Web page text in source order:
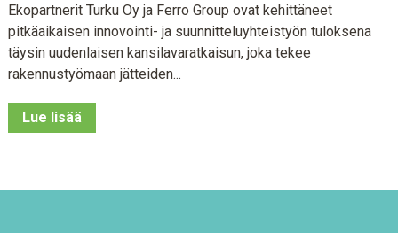
Ekopartnerit Turku Oy ja Ferro Group ovat kehittäneet
pitkäaikaisen innovointi- ja suunnitteluyhteistyön tuloksena
täysin uudenlaisen kansilavaratkaisun, joka tekee
rakennustyömaan jätteiden...
Lue lisää